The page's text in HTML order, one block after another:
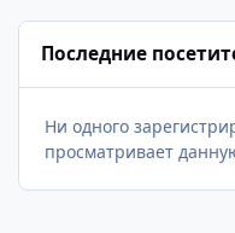
Последние
Ни одного
просматривает